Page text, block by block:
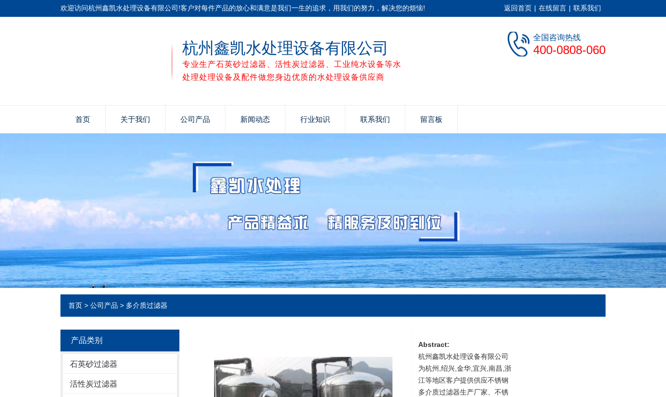
欢迎访问杭州鑫凯水处理设备有限公司!客户对每件产品的放心和满意是我们一生的追求，用我们的努力，解决您的烦恼! 返回首页 | 在线留言 | 联系我们
杭州鑫凯水处理设备有限公司
专业生产石英砂过滤器、活性炭过滤器、工业纯水设备等水
处理处理设备及配件做您身边优质的水处理设备供应商
全国咨询热线
400-0808-060
首页 关于我们 公司产品 新闻动态 行业知识 联系我们 留言板
首页 > 公司产品 > 多介质过滤器
产品类别
石英砂过滤器
活性炭过滤器
Abstract:
杭州鑫凯水处理设备有限公司
为杭州,绍兴,金华,宜兴,南昌,浙
江等地区客户提供供应不锈钢
多介质过滤器生产厂家、不锈